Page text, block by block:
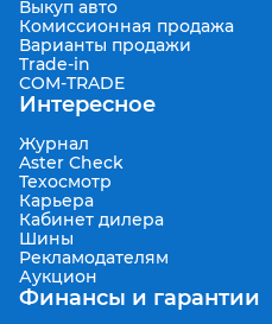
Выкуп авто
Комиссионная продажа
Варианты продажи
Trade-in
COM-TRADE
Интересное
Журнал
Aster Check
Техосмотр
Карьера
Кабинет дилера
Шины
Рекламодателям
Аукцион
Финансы и гарантии